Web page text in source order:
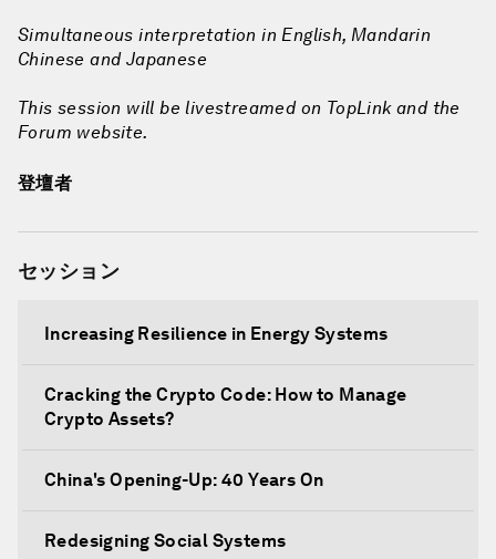
Simultaneous interpretation in English, Mandarin
Chinese and Japanese
This session will be livestreamed on TopLink and the
Forum website.
登壇者
セッション
Increasing Resilience in Energy Systems
Cracking the Crypto Code: How to Manage
Crypto Assets?
China's Opening-Up: 40 Years On
Redesigning Social Systems